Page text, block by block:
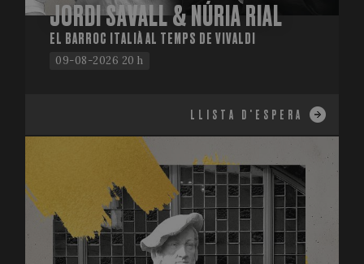
JORDI SAVALL & NÚRIA RIAL
EL BARROC ITALIÀ AL TEMPS DE VIVALDI
09-08-2026 20 h
LLISTA D'ESPERA